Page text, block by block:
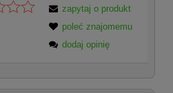
zapytaj o produkt
poleć znajomemu
dodaj opinię